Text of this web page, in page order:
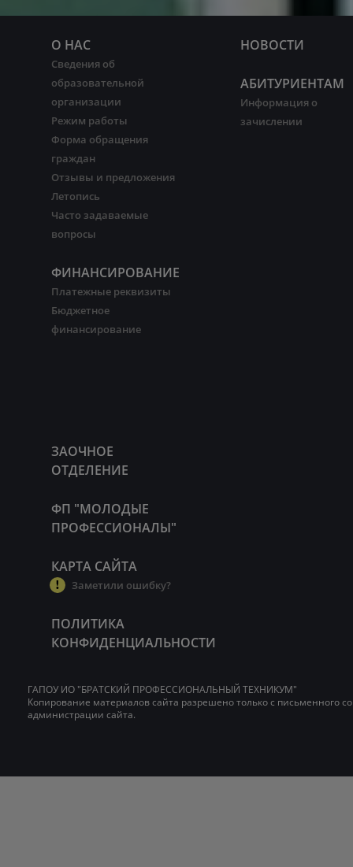
О НАС
Сведения об
образовательной
организации
Режим работы
Форма обращения
граждан
Отзывы и предложения
Летопись
Часто задаваемые
вопросы
ФИНАНСИРОВАНИЕ
Платежные реквизиты
Бюджетное
финансирование
НОВОСТИ
АБИТУРИЕНТАМ
Информация о
зачислении
ЗАОЧНОЕ
ОТДЕЛЕНИЕ
ФП "МОЛОДЫЕ
ПРОФЕССИОНАЛЫ"
КАРТА САЙТА
Заметили ошибку?
ПОЛИТИКА
КОНФИДЕНЦИАЛЬНОСТИ
ГАПОУ ИО "БРАТСКИЙ ПРОФЕССИОНАЛЬНЫЙ ТЕХНИКУМ"
Копирование материалов сайта разрешено только с письменного
администрации сайта.